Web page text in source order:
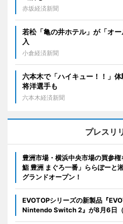
赤坂経済新聞
若松「亀の井ホテル」が「オ
入
小倉経済新聞
六本木で「ハイキュー！！」
将洋選手も
六本木経済新聞
プレスリ
豊洲市場・横浜中央市場の買参
鮨 豊洲 まぐろ一番」ららぽー
グランドオープン！
EVOTOPシリーズの新製品『
Nintendo Switch 2』が8月6日